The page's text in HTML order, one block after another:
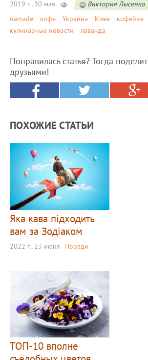
2019 г., 30 мая
Виктория Лысенко
uamade
кофе Украина Киев
кофейня
кулинарные новости
лаванда
Понравилась статья? Тогда
друзьями!
ПОХОЖИЕ СТАТЬИ
Яка кава підходить
вам за Зодіаком
2022 г., 23 июня Поради
ТОП-10 вполне